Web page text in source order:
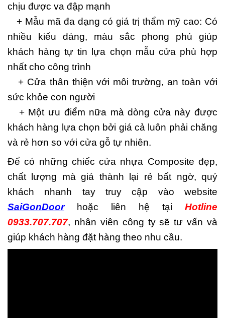
chịu được va đập mạnh
+ Mẫu mã đa dạng có giá trị thẩm mỹ cao: Có
nhiều kiểu dáng, màu sắc phong phú giúp
khách hàng tự tin lựa chọn mẫu cửa phù hợp
nhất cho công trình
+ Cửa thân thiện với môi trường, an toàn với
sức khỏe con người
+ Một ưu điểm nữa mà dòng cửa này được
khách hàng lựa chọn bởi giá cả luôn phải chăng
và rẻ hơn so với cửa gỗ tự nhiên.
Để có những chiếc cửa nhựa Composite đẹp,
chất lượng mà giá thành lại rẻ bất ngờ, quý
khách nhanh tay truy cập vào website
SaiGonDoorhoặc liên hệ tại Hotline
0933.707.707, nhân viên công ty sẽ tư vấn và
giúp khách hàng đặt hàng theo nhu cầu.